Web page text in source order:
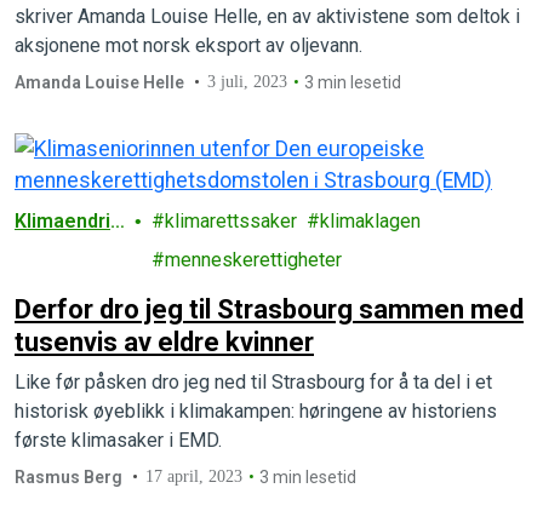
skriver Amanda Louise Helle, en av aktivistene som deltok i
aksjonene mot norsk eksport av oljevann.
Aman­da Louise Hel­le 3 juli, 2023 3 min lesetid
Klimaendrin
klimarettssaker
klimaklagen
menneskerettigheter
Derfor dro jeg til Strasbourg sammen med
tusenvis av eldre kvinner
Like før påsken dro jeg ned til Strasbourg for å ta del i et
historisk øyeblikk i klimakampen: høringene av historiens
første klimasaker i EMD.
Rasmus Berg 17 april, 2023 3 min lesetid